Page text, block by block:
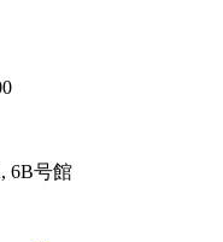
6B号館